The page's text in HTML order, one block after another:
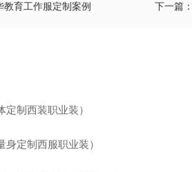
教育工作服定制案例 下一篇
制西装职业装）
定制西服职业装）